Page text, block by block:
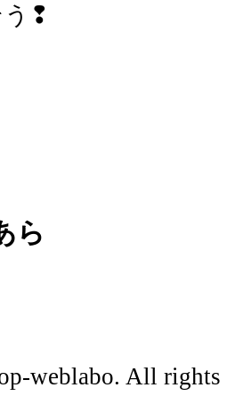
う❢
weblabo. All rights